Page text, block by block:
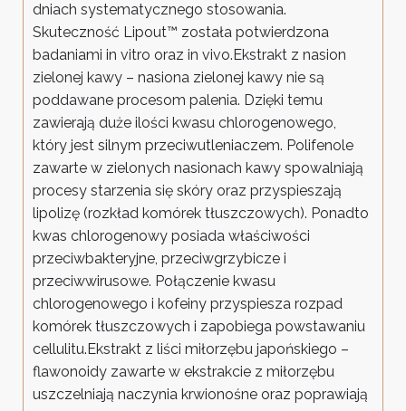
dniach systematycznego stosowania.
Skuteczność Lipout™ została potwierdzona
badaniami in vitro oraz in vivo.Ekstrakt z nasion
zielonej kawy – nasiona zielonej kawy nie są
poddawane procesom palenia. Dzięki temu
zawierają duże ilości kwasu chlorogenowego,
który jest silnym przeciwutleniaczem. Polifenole
zawarte w zielonych nasionach kawy spowalniają
procesy starzenia się skóry oraz przyspieszają
lipolizę (rozkład komórek tłuszczowych). Ponadto
kwas chlorogenowy posiada właściwości
przeciwbakteryjne, przeciwgrzybicze i
przeciwwirusowe. Połączenie kwasu
chlorogenowego i kofeiny przyspiesza rozpad
komórek tłuszczowych i zapobiega powstawaniu
cellulitu.Ekstrakt z liści miłorzębu japońskiego –
flawonoidy zawarte w ekstrakcie z miłorzębu
uszczelniają naczynia krwionośne oraz poprawiają